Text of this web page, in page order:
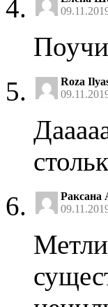
Roza
Раксана